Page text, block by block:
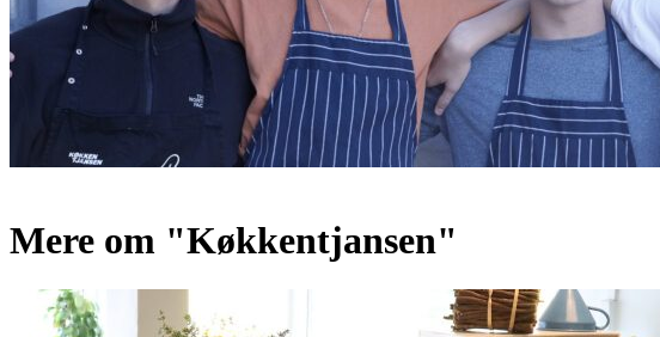
Mere om "Køkkentjansen"